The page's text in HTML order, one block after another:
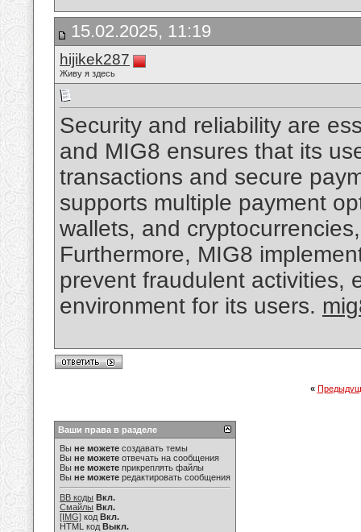
15.02.2025, 11:19
hijikek287
Живу я здесь
Security and reliability are
and MIG8 ensures that its
transactions and secure
supports multiple payment
wallets, and
Furthermore, MIG8
prevent fraudulent activities,
environment for its users.
«
Ваши права в разделе
Вы не можете создавать темы
Вы не можете отвечать на сообщения
Вы не можете прикреплять файлы
Вы не можете редактировать сообщения
BB коды Вкл.
Смайлы Вкл.
[IMG] код Вкл.
HTML код Выкл.